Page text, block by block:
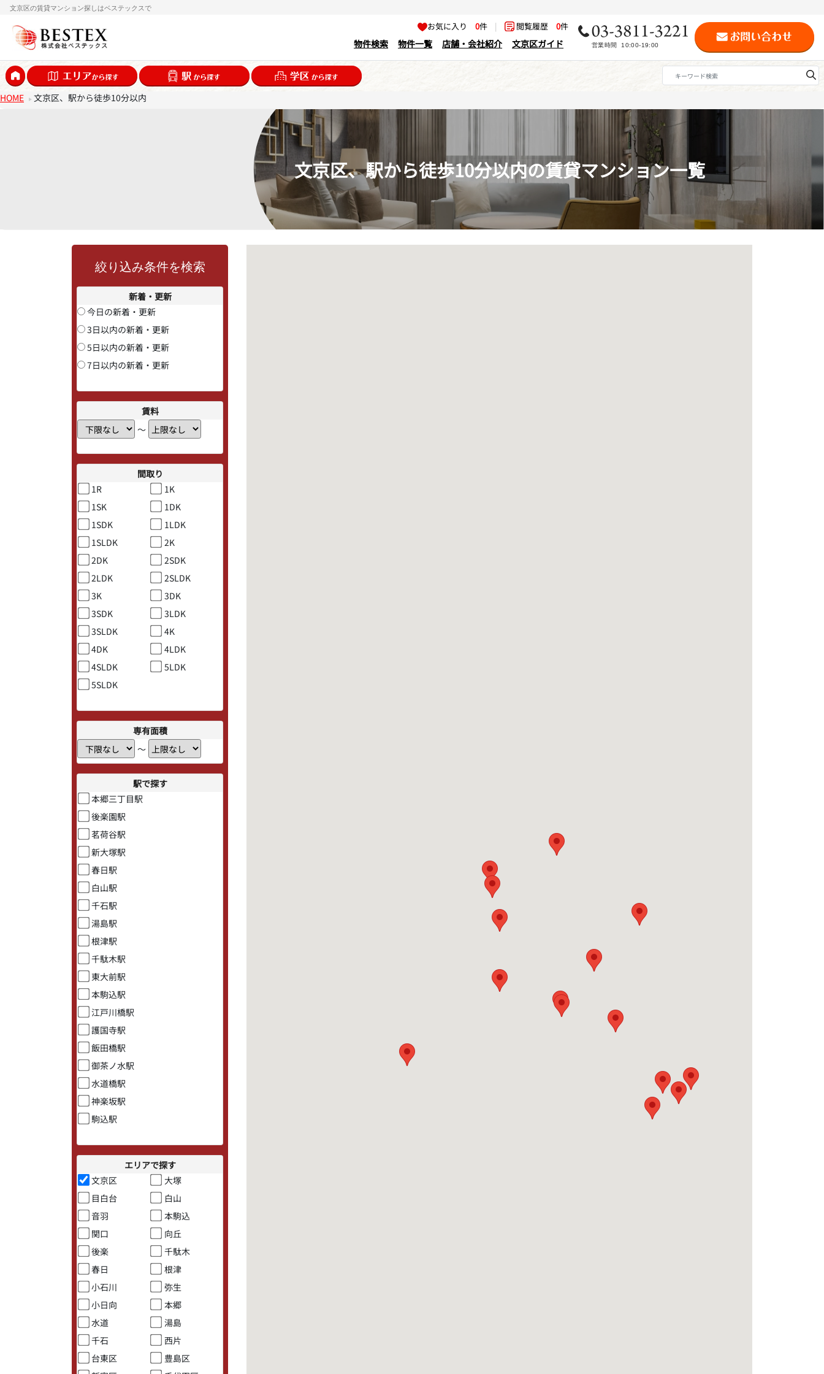
文京区の賃貸マンション探しはベステックスで
お気に入り0件 | 閲覧履歴0件
物件検索 物件一覧 店舗・会社紹介 文京区ガイド
HOME 文京区、駅から徒歩10分以内
文京区、駅から徒歩10分以内の賃貸マンション一覧
絞り込み条件を検索
新着・更新
今日の新着・更新
3日以内の新着・更新
5日以内の新着・更新
7日以内の新着・更新
賃料
〜
間取り
1R
1K
1SK
1DK
1SDK
1LDK
1SLDK
2K
2DK
2SDK
2LDK
2SLDK
3K
3DK
3SDK
3LDK
3SLDK
4K
4DK
4LDK
4SLDK
5LDK
5SLDK
専有面積
〜
駅で探す
本郷三丁目駅
後楽園駅
茗荷谷駅
新大塚駅
春日駅
白山駅
千石駅
湯島駅
根津駅
千駄木駅
東大前駅
本駒込駅
江戸川橋駅
護国寺駅
飯田橋駅
御茶ノ水駅
水道橋駅
神楽坂駅
駒込駅
エリアで探す
文京区
大塚
目白台
白山
音羽
本駒込
関口
向丘
後楽
千駄木
春日
根津
小石川
弥生
小日向
本郷
水道
湯島
千石
西片
台東区
豊島区